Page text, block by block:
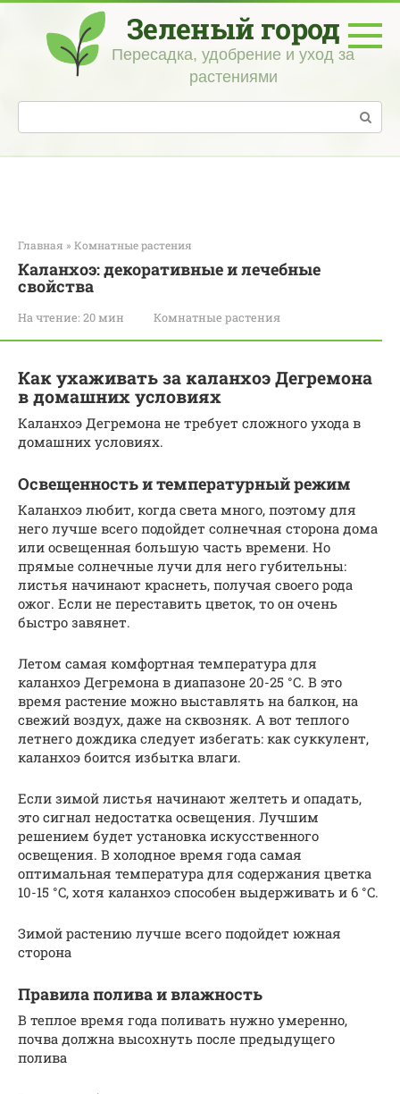
Перейти
контенту
Зеленый город
Пересадка, удобрение и уход за
растениями
Поиск:
Главная » Комнатные растения
Каланхоэ: декоративные и лечебные
свойства
На чтение: 20 мин Комнатные растения
Как ухаживать за каланхоэ Дегремона
в домашних условиях
Каланхоэ Дегремона не требует сложного ухода в
домашних условиях.
Освещенность и температурный режим
Каланхоэ любит, когда света много, поэтому для
него лучше всего подойдет солнечная сторона дома
или освещенная большую часть времени. Но
прямые солнечные лучи для него губительны:
листья начинают краснеть, получая своего рода
ожог. Если не переставить цветок, то он очень
быстро завянет.
Летом самая комфортная температура для
каланхоэ Дегремона в диапазоне 20-25 °C. В это
время растение можно выставлять на балкон, на
свежий воздух, даже на сквозняк. А вот теплого
летнего дождика следует избегать: как суккулент,
каланхоэ боится избытка влаги.
Если зимой листья начинают желтеть и опадать,
это сигнал недостатка освещения. Лучшим
решением будет установка искусственного
освещения. В холодное время года самая
оптимальная температура для содержания цветка
10-15 °C, хотя каланхоэ способен выдерживать и 6 °C.
Зимой растению лучше всего подойдет южная
сторона
Правила полива и влажность
В теплое время года поливать нужно умеренно,
почва должна высохнуть после предыдущего
полива